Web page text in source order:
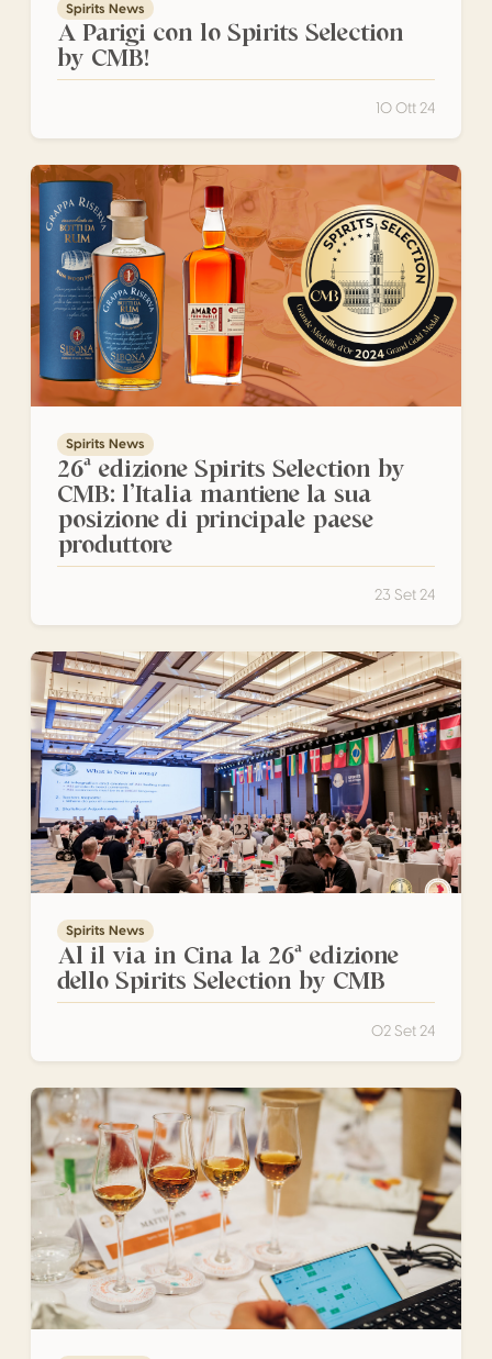
Spirits News
A Parigi con lo Spirits Selection
by CMB!
10 Ott 24
26ª edizione Spirits Selection by CMB: l’Italia mantiene
Spirits News
26ª edizione Spirits Selection by
CMB: l’Italia mantiene la sua
posizione di principale paese
produttore
23 Set 24
Al il via in Cina la 26ª edizione dello Spirits Selection by
Spirits News
Al il via in Cina la 26ª edizione
dello Spirits Selection by CMB
02 Set 24
Spirits Selection by CMB continua a crescere